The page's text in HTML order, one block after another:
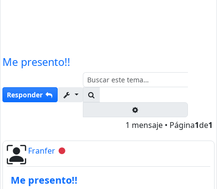
Me presento!!
Responder
1 mensaje • Página1de1
Franfer Desconectado
Me presento!!